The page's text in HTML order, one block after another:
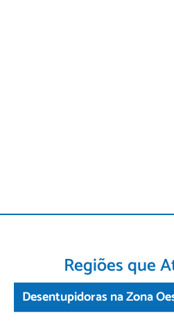
Regiões que
Desentupidoras na Zona